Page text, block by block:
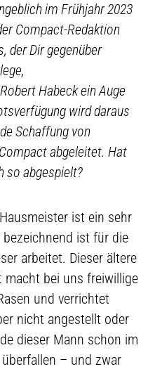
im Frühjahr 2023
Compact-Redaktion
der Dir gegenüber
Habeck ein Auge
wird daraus
Schaffung von
abgeleitet. Hat
so abgespielt?
ist ein sehr
ist für die
arbeitet. Dieser ältere
macht bei uns freiwillige
und verrichtet
nicht angestellt oder
dieser Mann schon im
– und zwar